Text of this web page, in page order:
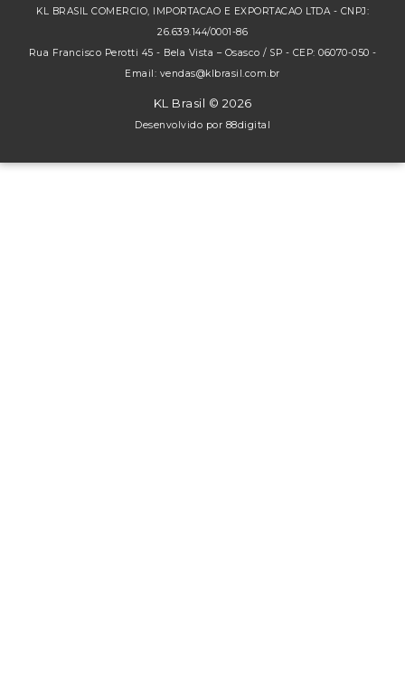
KL BRASIL COMERCIO, IMPORTACAO E EXPORTACAO LTDA - CNPJ:
26.639.144/0001-86
Rua Francisco Perotti 45 - Bela Vista – Osasco / SP - CEP: 06070-050 -
Email: vendas@klbrasil.com.br
KL Brasil © 2026
Desenvolvido por 88digital